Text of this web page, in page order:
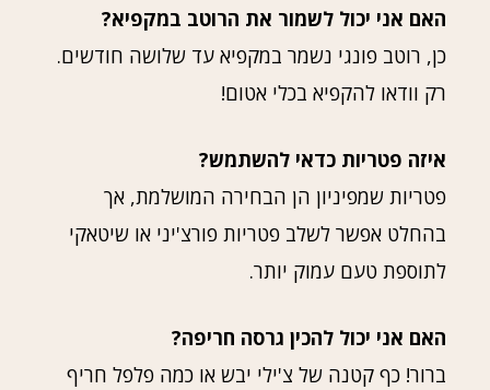
האם אני יכול לשמור את הרוטב במקפיא?
כן, רוטב פונגי נשמר במקפיא עד שלושה חודשים.
רק וודאו להקפיא בכלי אטום!
איזה פטריות כדאי להשתמש?
פטריות שמפיניון הן הבחירה המושלמת, אך
בהחלט אפשר לשלב פטריות פורצ'יני או שיטאקי
לתוספת טעם עמוק יותר.
האם אני יכול להכין גרסה חריפה?
ברור! כף קטנה של צ'ילי יבש או כמה פלפל חריף